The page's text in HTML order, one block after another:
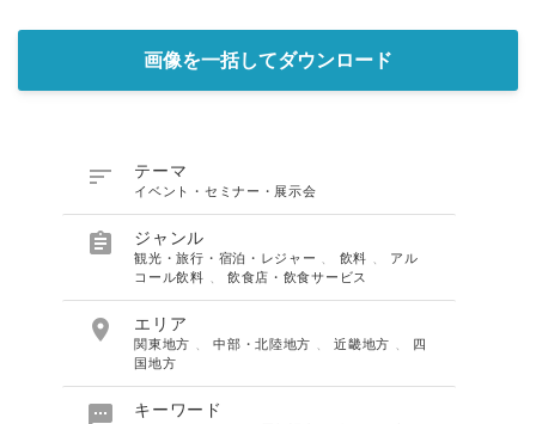
画像を一括してダウンロード
 テーマ
イベント・セミナー・展示会
 ジャンル
観光・旅行・宿泊・レジャー 飲料
アル
コール飲料
飲食店・飲食サービス
 エリア
関東地方 、中部・北陸地方 、近畿地方
四
国地方
 キーワード